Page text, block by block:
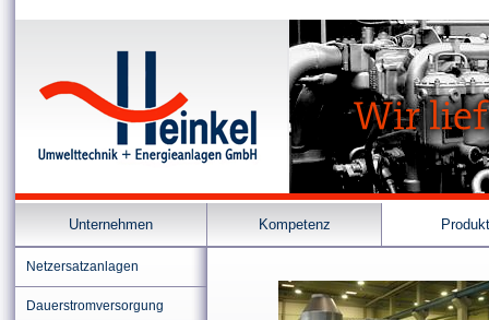
Unternehmen Kompetenz
Netzersatzanlagen
Dauerstromversorgung